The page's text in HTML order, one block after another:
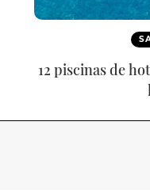
12 piscinas de